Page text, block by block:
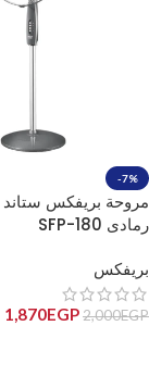
-7%
رمادى SFP-180
بريفكس
2,000EGP
1,870EGP